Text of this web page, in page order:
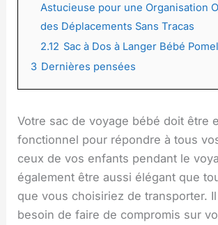
Astucieuse pour une Organisation
des Déplacements Sans Tracas
2.12 Sac à Dos à Langer Bébé
3 Dernières pensées
Votre sac de voyage bébé doit être
fonctionnel pour répondre à tous
ceux de vos enfants pendant le
également être aussi élégant que
que vous choisiriez de transporter. Il
besoin de faire de compromis sur